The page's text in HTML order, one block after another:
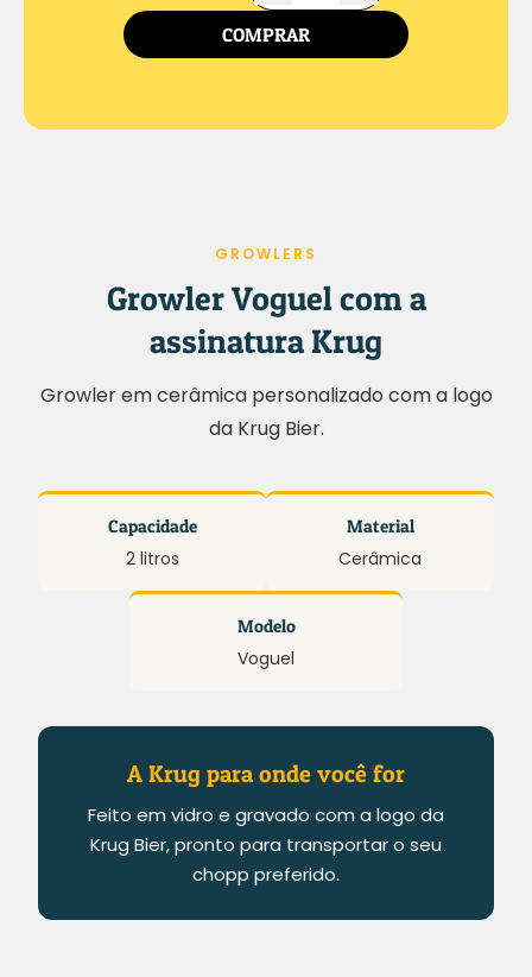
COMPRAR
GROWLERS
Growler Voguel com a
assinatura Krug
Growler em cerâmica personalizado com a logo
da Krug Bier.
Capacidade
2 litros
Material
Cerâmica
Modelo
Voguel
A Krug para onde você for
Feito em vidro e gravado com a logo da
Krug Bier, pronto para transportar o seu
chopp preferido.